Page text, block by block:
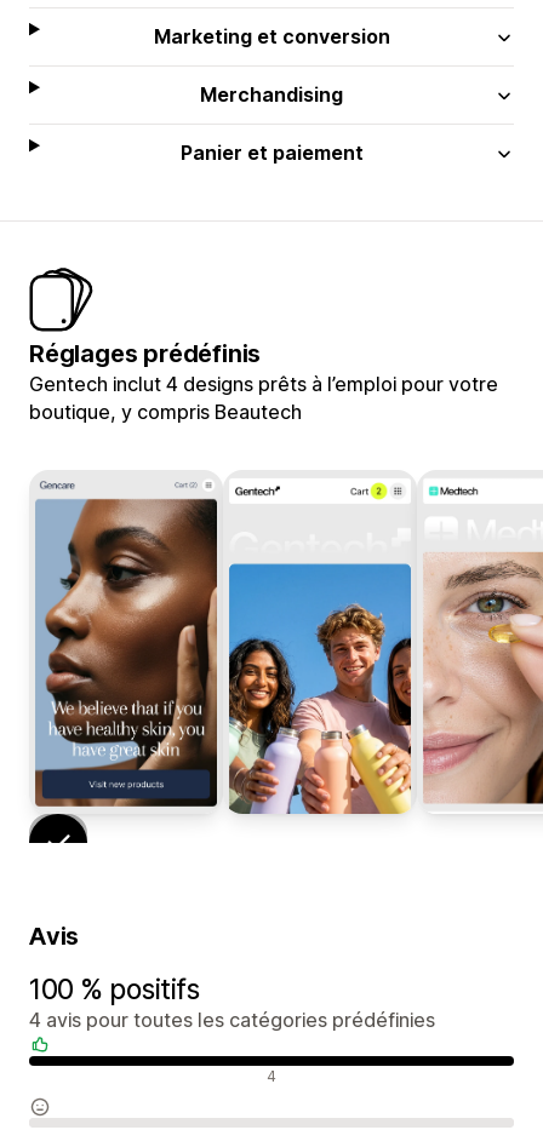
Marketing et conversion
Merchandising
Panier et paiement
Réglages prédéfinis
Gentech inclut 4 designs prêts à l’emploi pour votre
boutique, y compris Beautech
Avis
100 % positifs
4 avis pour toutes les catégories prédéfinies
4